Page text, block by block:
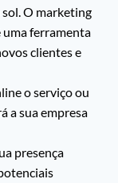
O marketing
ferramenta
clientes e
o serviço ou
a sua empresa
presença